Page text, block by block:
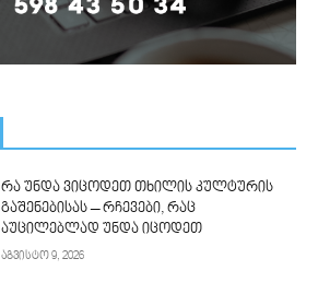
რა უნდა ვიცოდეთ თხილის კულტურის
გაშენებისას – რჩევები, რაც
აუცილებლად უნდა იცოდეთ
აგვისტო 9, 2026